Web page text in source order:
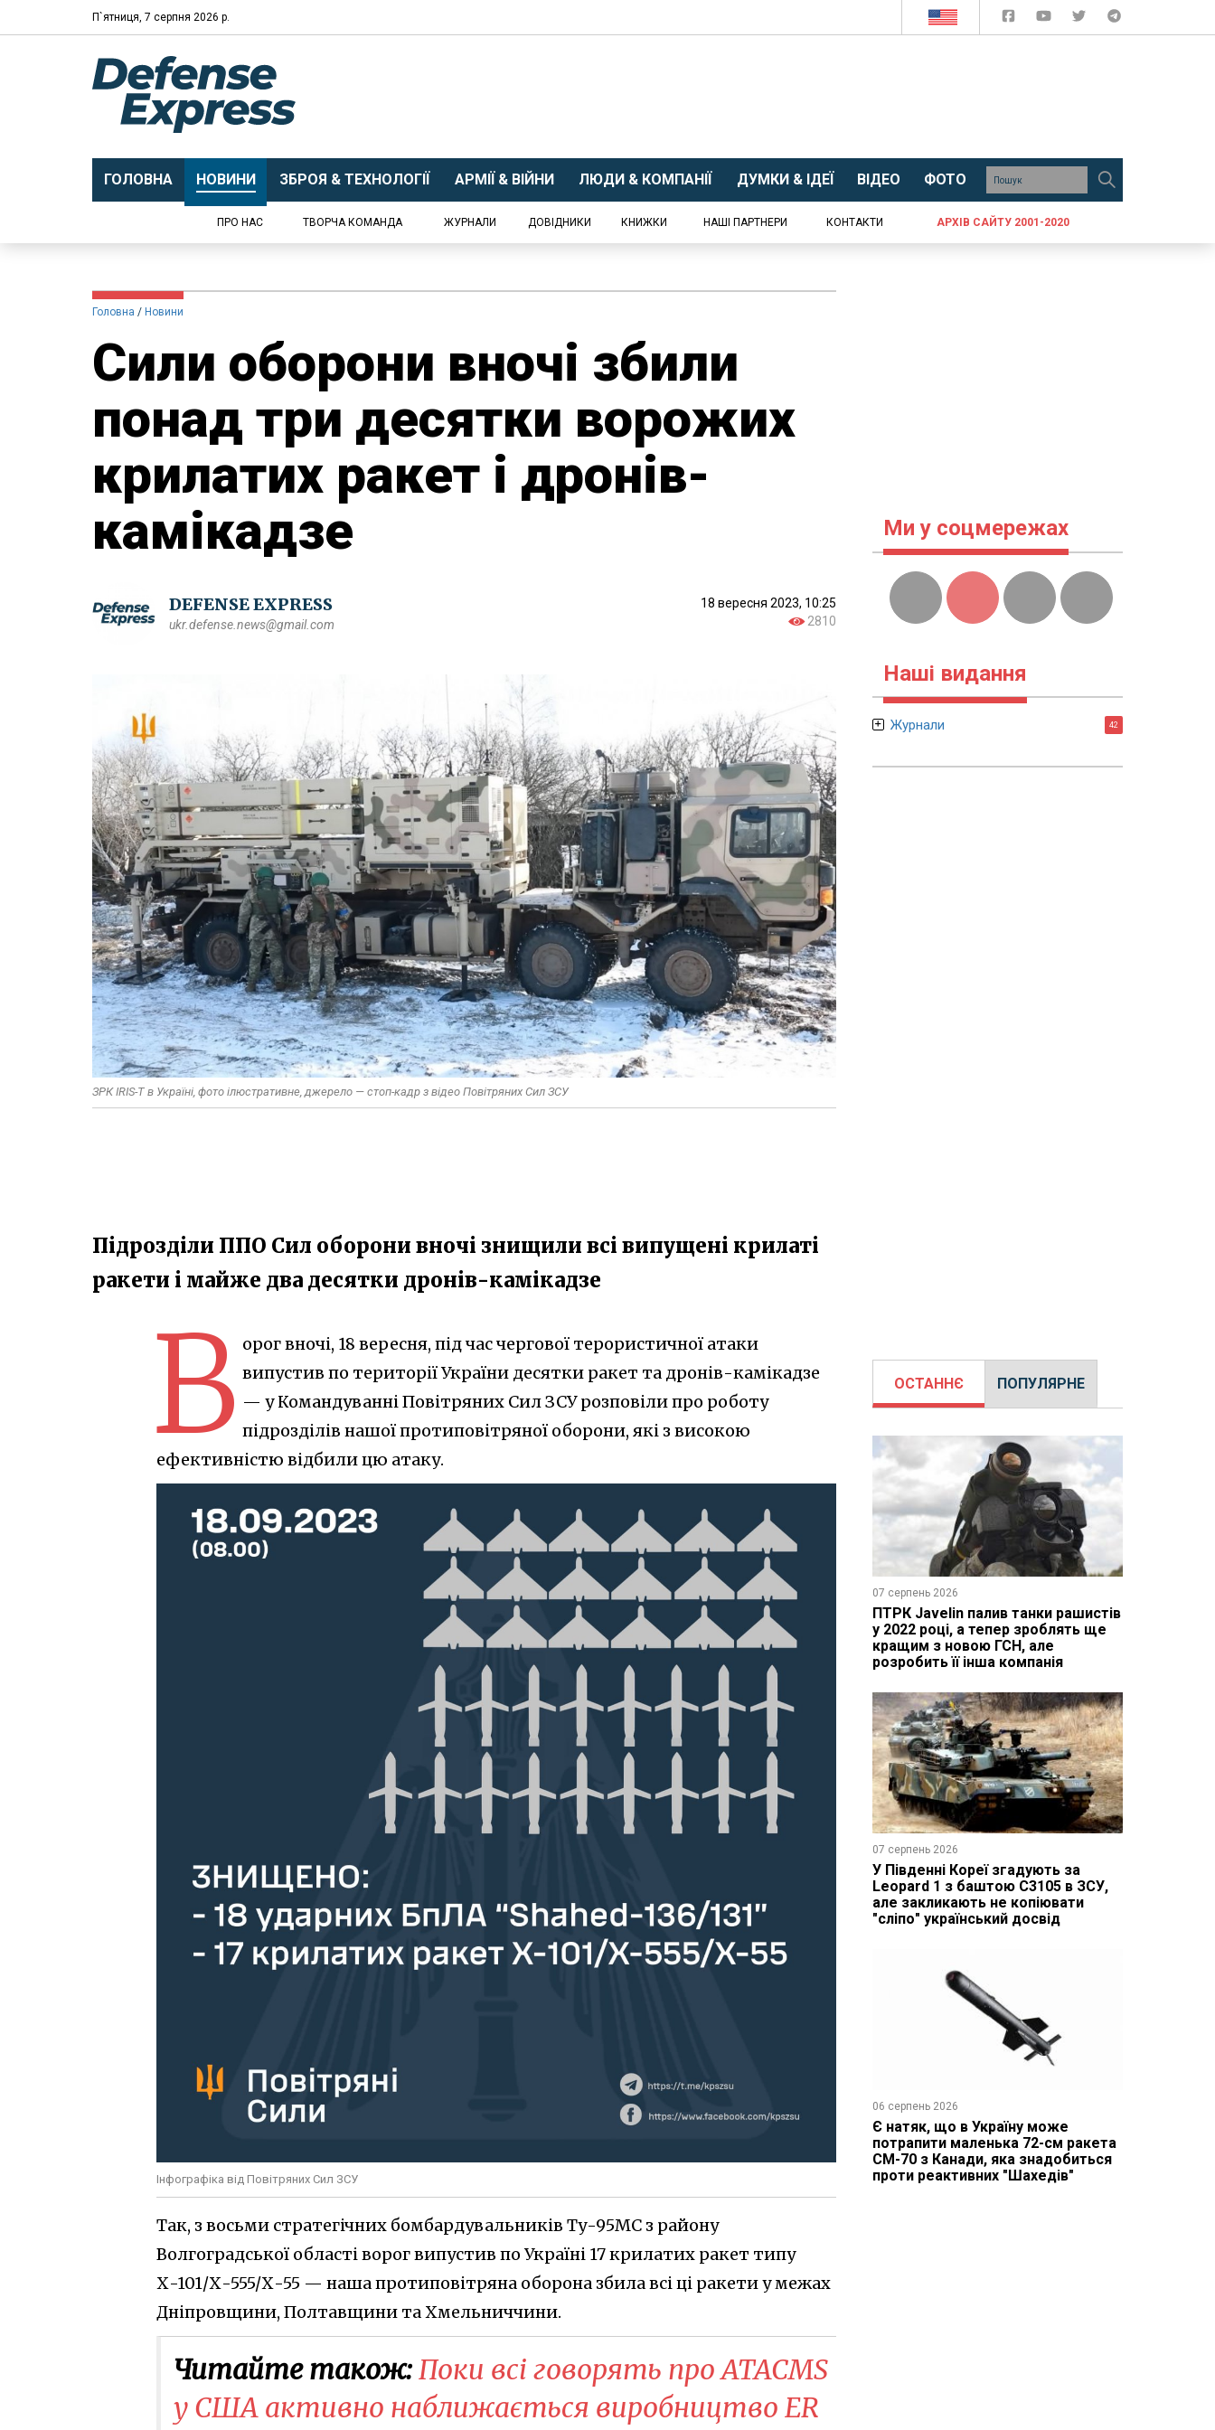
П`ятниця, 7 серпня 2026 р.
ГОЛОВНА НОВИНИ ЗБРОЯ & ТЕХНОЛОГІЇ АРМІЇ & ВІЙНИ ЛЮДИ & КОМПАНІЇ ДУМКИ & ІДЕЇ ВІДЕО ФОТО
ПРО НАС ТВОРЧА КОМАНДА ЖУРНАЛИ ДОВІДНИКИ КНИЖКИ НАШІ ПАРТНЕРИ КОНТАКТИ АРХІВ САЙТУ 2001-2020
Головна Новини
Сили оборони вночі збили
понад три десятки ворожих
крилатих ракет і дронів-
камікадзе
DEFENSE EXPRESS
ukr.defense.news@gmail.com
18 вересня 2023, 10:25
2810
ЗРК IRIS-T в Україні, фото ілюстративне, джерело — стоп-кадр з відео Повітряних Сил ЗСУ
Підрозділи ППО Сил оборони вночі знищили всі випущені крилаті
ракети і майже два десятки дронів-камікадзе
В орог вночі, 18 вересня, під час чергової терористичної атаки
випустив по території України десятки ракет та дронів-камікадзе
— у Командуванні Повітряних Сил ЗСУ розповіли про роботу
підрозділів нашої протиповітряної оборони, які з високою
ефективністю відбили цю атаку.
Інфографіка від Повітряних Сил ЗСУ
Так, з восьми стратегічних бомбардувальників Ту-95МС з району
Волгоградської області ворог випустив по Україні 17 крилатих ракет типу
Х-101/Х-555/Х-55 — наша протиповітряна оборона збила всі ці ракети у межах
Дніпровщини, Полтавщини та Хмельниччини.
Читайте також:Поки всі говорять про ATACMS
у США активно наближається виробництво ER
Ми у соцмережах
Наші видання
Журнали 42
ОСТАННЄ ПОПУЛЯРНЕ
07 серпень 2026
ПТРК Javelin палив танки рашистів
у 2022 році, а тепер зроблять ще
кращим з новою ГСН, але
розробить її інша компанія
07 серпень 2026
У Південні Кореї згадують за
Leopard 1 з баштою C3105 в ЗСУ,
але закликають не копіювати
"сліпо" український досвід
06 серпень 2026
Є натяк, що в Україну може
потрапити маленька 72-см ракета
CM-70 з Канади, яка знадобиться
проти реактивних "Шахедів"